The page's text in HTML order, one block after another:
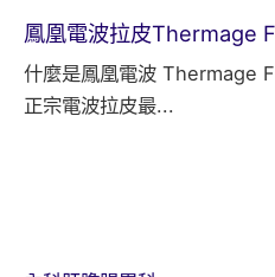
鳳凰電波拉皮Thermage
什麼是鳳凰電波 Thermage
正宗電波拉皮最...